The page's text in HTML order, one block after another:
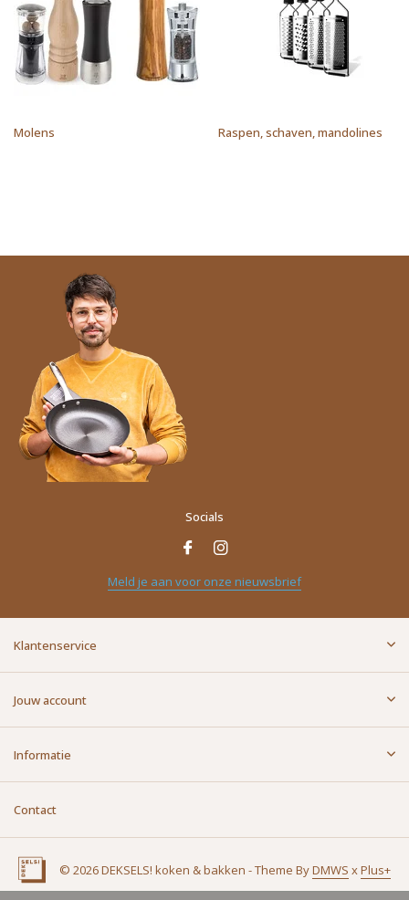
Molens Raspen, schaven, mandolines
Socials
Meld je aan voor onze nieuwsbrief
Klantenservice
Jouw account
Informatie
Contact
© 2026 DEKSELS! koken & bakken - Theme ByDMWS xPlus+